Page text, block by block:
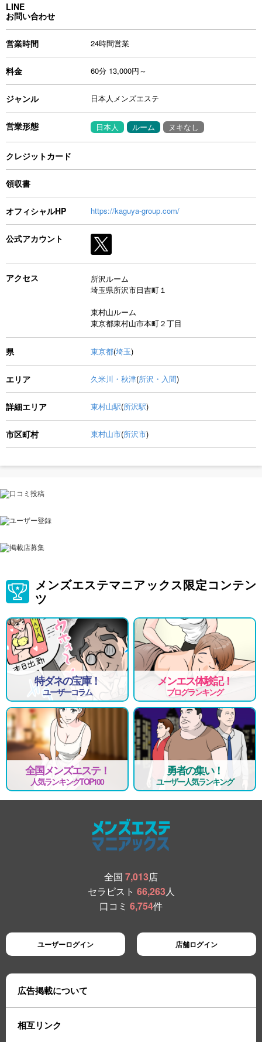
LINE
お問い合わせ
営業時間 24時間営業
料金 60分 13,000円～
ジャンル 日本人メンズエステ
営業形態 日本人 ルーム ヌキなし
クレジットカード
領収書
オフィシャルHP https://kaguya-group.com/
公式アカウント
アクセス
所沢ルーム
埼玉県所沢市日吉町１
東村山ルーム
東京都東村山市本町２丁目
県 東京都(埼玉)
エリア 久米川・秋津(所沢・入間)
詳細エリア 東村山駅(所沢駅)
市区町村 東村山市(所沢市)
メンズエステマニアックス限定コンテン
ツ
特ダネの宝庫！
ユーザーコラム
メンエス体験記！
ブログランキング
全国メンズエステ！
人気ランキングTOP100
勇者の集い！
ユーザー人気ランキング
全国 7,013店
セラピスト 66,263人
口コミ 6,754件
ユーザーログイン 店舗ログイン
広告掲載について
相互リンク